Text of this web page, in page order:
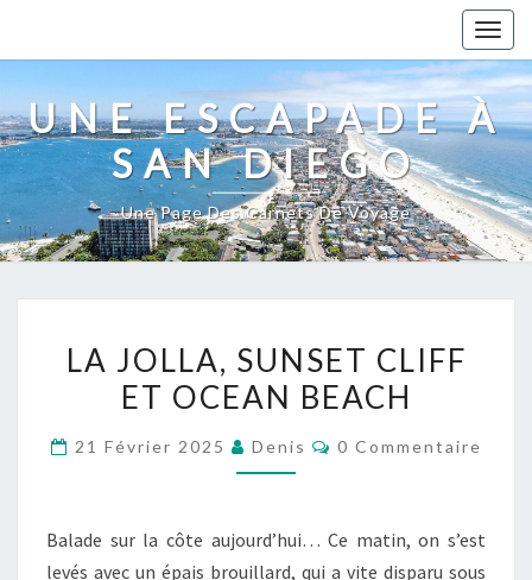
UNE ESCAPADE À
SAN DIEGO
Une Page Des Carnets De Voyage
JOLLA,
SUNSET
LA JOLLA, SUNSET CLIFF
ET OCEAN BEACH
21 Février 2025 Denis Commentaires
0 Commentaire
Balade sur la côte aujourd’hui… Ce matin, on s’est
levés avec un épais brouillard, qui a vite disparu sous